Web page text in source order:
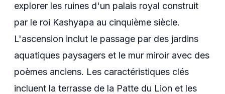
explorer les ruines d'un palais royal construit
par le roi Kashyapa au cinquième siècle.
L'ascension inclut le passage par des jardins
aquatiques paysagers et le mur miroir avec des
poèmes anciens. Les caractéristiques clés
incluent la terrasse de la Patte du Lion et les